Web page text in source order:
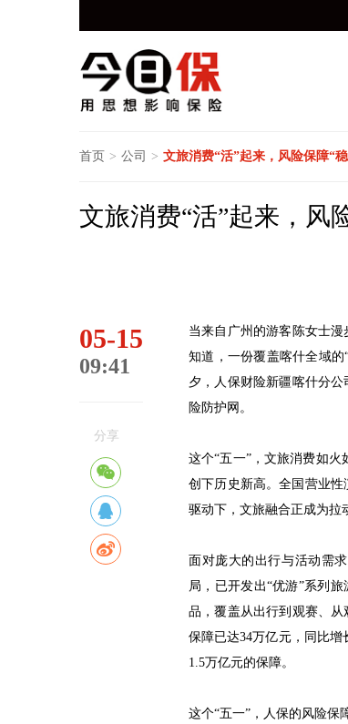
首页 > 公司 > 文旅消费“活”起来，风险保障“
文旅消费“活”起来，风
05-15
09:41
分享
当来自广州的游客陈女士
知道，一份覆盖喀什全域
夕，人保财险新疆喀什分
险防护网。
这个“五一”，文旅消费如火
创下历史新高。全国营业性
驱动下，文旅融合正成为拉
面对庞大的出行与活动需
局，已开发出“优游”系列
品，覆盖从出行到观赛、
保障已达34万亿元，同比增
1.5万亿元的保障。
这个“五一”，人保的风险保